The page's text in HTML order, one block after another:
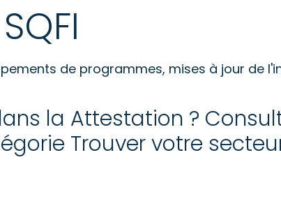
de programmes, mises à jour de
la Attestation ?
Trouver votre